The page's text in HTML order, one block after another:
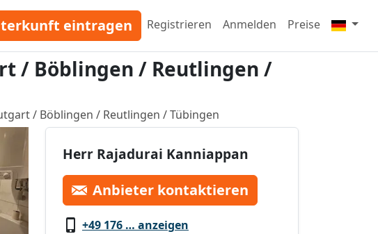
eintragen Registrieren Anmelden Preise
/ Böblingen / Reutlingen /
/ Böblingen / Reutlingen / Tübingen
Herr Rajadurai Kanniappan
Anbieter kontaktieren
+49 176 … anzeigen